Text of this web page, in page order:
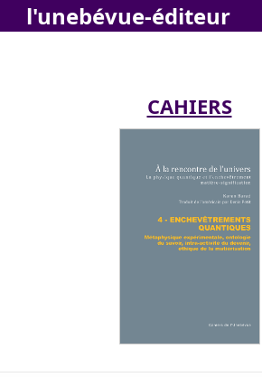
CAHIERS
l'unebévue-éditeur